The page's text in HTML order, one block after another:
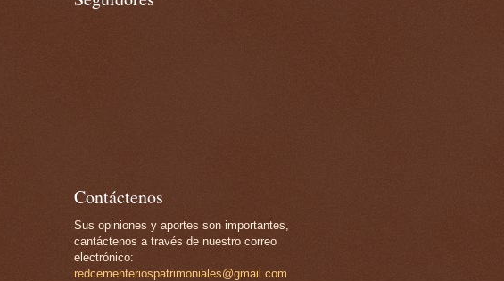
Contáctenos
Sus opiniones y aportes son importantes,
cantáctenos a través de nuestro correo
electrónico:
redcementeriospatrimoniales@gmail.com